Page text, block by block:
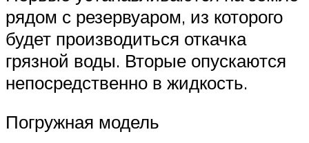
рядом с резервуаром, из которого
будет производиться откачка
грязной воды. Вторые опускаются
непосредственно в жидкость.
Погружная модель